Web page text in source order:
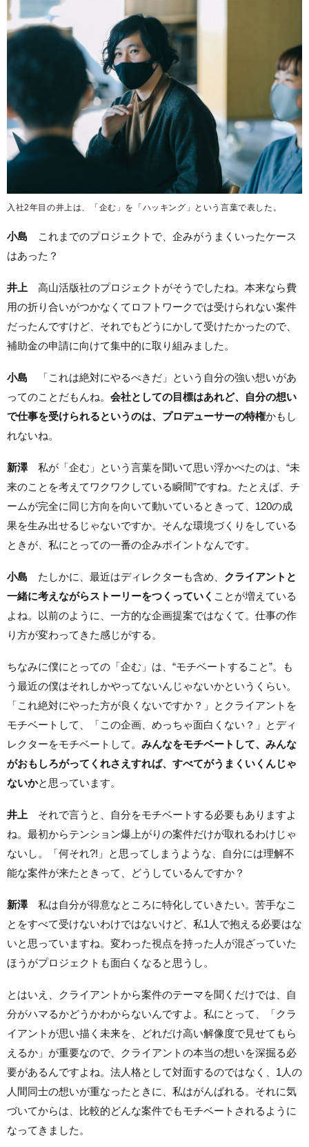
入社2年目の井上は、「企む」を「ハッキング」という言葉で表した。
小島 これまでのプロジェクトで、企みがうまくいったケース
はあった？
井上 高山活版社のプロジェクトがそうでしたね。本来なら費
用の折り合いがつかなくてロフトワークでは受けられない案件
だったんですけど、それでもどうにかして受けたかったので、
補助金の申請に向けて集中的に取り組みました。
小島 「これは絶対にやるべきだ」という自分の強い想いがあ
ってのことだもんね。 会社としての目標はあれど、自分の想い
で仕事を受けられるというのは、プロデューサーの特権かもし
れないね。
新澤私が「企む」という言葉を聞いて思い浮かべたのは、“未
来のことを考えてワクワクしている瞬間”ですね。たとえば、チ
ームが完全に同じ方向を向いて動いているときって、120の成
果を生み出せるじゃないですか。そんな環境づくりをしている
ときが、私にとっての一番の企みポイントなんです。
小島 たしかに、最近はディレクターも含め、 クライアントと
一緒に考えながらストーリーをつくっていく ことが増えている
よね。以前のように、一方的な企画提案ではなくて。仕事の作
り方が変わってきた感じがする。
ちなみに僕にとっての「企む」は、“モチベートすること”。も
う最近の僕はそれしかやってないんじゃないかというくらい。
「これ絶対にやった方が良くないですか？」とクライアントを
モチベートして、「この企画、めっちゃ面白くない？」とディ
レクターをモチベートして。 みんなをモチベートして、みんな
がおもしろがってくれさえすれば、すべてがうまくいくんじゃ
ないかと思っています。
井上 それで言うと、自分をモチベートする必要もありますよ
ね。最初からテンション爆上がりの案件だけが取れるわけじゃ
ないし。「何それ?!」と思ってしまうような、自分には理解不
能な案件が来たときって、どうしているんですか？
新澤私は自分が得意なところに特化していきたい。苦手なこ
とをすべて受けないわけではないけど、私1人で抱える必要はな
いと思っていますね。変わった視点を持った人が混ざっていた
ほうがプロジェクトも面白くなると思うし。
とはいえ、クライアントから案件のテーマを聞くだけでは、自
分がハマるかどうかわからないんですよ。私にとって、「クラ
イアントが思い描く未来を、どれだけ高い解像度で見せてもら
えるか」が重要なので、クライアントの本当の想いを深掘る必
要があるんですよね。法人格として対面するのではなく、1人の
人間同士の想いが重なったときに、私はがんばれる。それに気
づいてからは、比較的どんな案件でもモチベートされるように
なってきました。